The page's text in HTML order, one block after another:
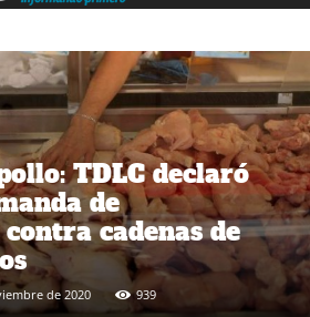
TDLC declaró
de
cadenas de
de 2020 939